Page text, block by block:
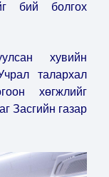
бий болгох
хувийн
талархал
хөгжлийг
Засгийн газар